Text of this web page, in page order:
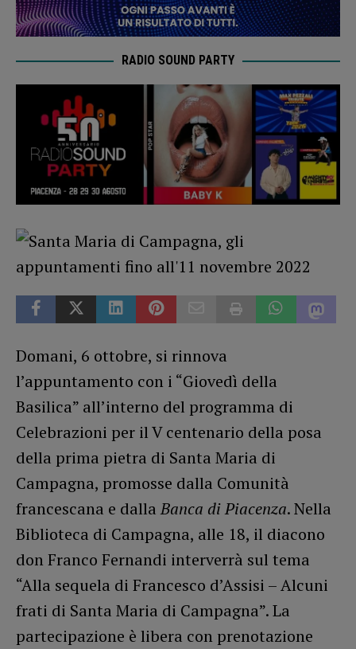
RADIO SOUND PARTY
Domani, 6 ottobre, si rinnova
l’appuntamento con i “Giovedì della
Basilica” all’interno del programma di
Celebrazioni per il V centenario della posa
della prima pietra di Santa Maria di
Campagna, promosse dalla Comunità
francescana e dallaBanca di Piacenza. Nella
Biblioteca di Campagna, alle 18, il diacono
don Franco Fernandi interverrà sul tema
“Alla sequela di Francesco d’Assisi – Alcuni
frati di Santa Maria di Campagna”. La
partecipazione è libera con prenotazione